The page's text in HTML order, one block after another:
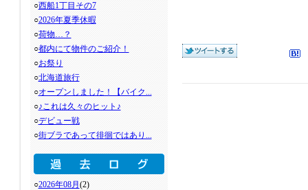
○西船1丁目その7
○2026年夏季休暇
○荷物…？
○都内にて物件のご紹介！
○お祭り
○北海道旅行
○オープンしました！【バイク...
○♪これは久々のヒット♪
○デビュー戦
○街ブラであって徘徊ではあり...
○2026年08月 (2)